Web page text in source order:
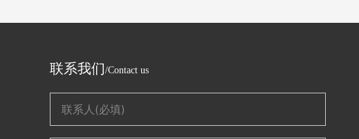
联系我们/Contact us